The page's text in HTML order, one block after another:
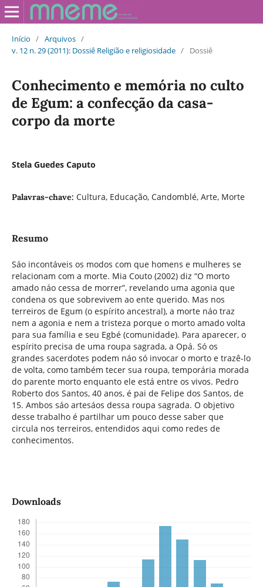
Início / Arquivos /
v. 12 n. 29 (2011): Dossiê Religião e religiosidade / Dossiê
Conhecimento e memória no culto
de Egum: a confecção da casa-
corpo da morte
Stela Guedes Caputo
Palavras-chave: Cultura, Educação, Candomblé, Arte, Morte
Resumo
Sáo incontáveis os modos com que homens e mulheres se
relacionam com a morte. Mia Couto (2002) diz “O morto
amado náo cessa de morrer”, revelando uma agonia que
condena os que sobrevivem ao ente querido. Mas nos
terreiros de Egum (o espírito ancestral), a morte náo traz
nem a agonia e nem a tristeza porque o morto amado volta
para sua família e seu Egbé (comunidade). Para aparecer, o
espírito precisa de uma roupa sagrada, a Opá. Só os
grandes sacerdotes podem náo só invocar o morto e trazê-lo
de volta, como também tecer sua roupa, temporária morada
do parente morto enquanto ele está entre os vivos. Pedro
Roberto dos Santos, 40 anos, é pai de Felipe dos Santos, de
15. Ambos sáo artesáos dessa roupa sagrada. O objetivo
desse trabalho é partilhar um pouco desse saber que
circula nos terreiros, entendidos aqui como redes de
conhecimentos.
Downloads